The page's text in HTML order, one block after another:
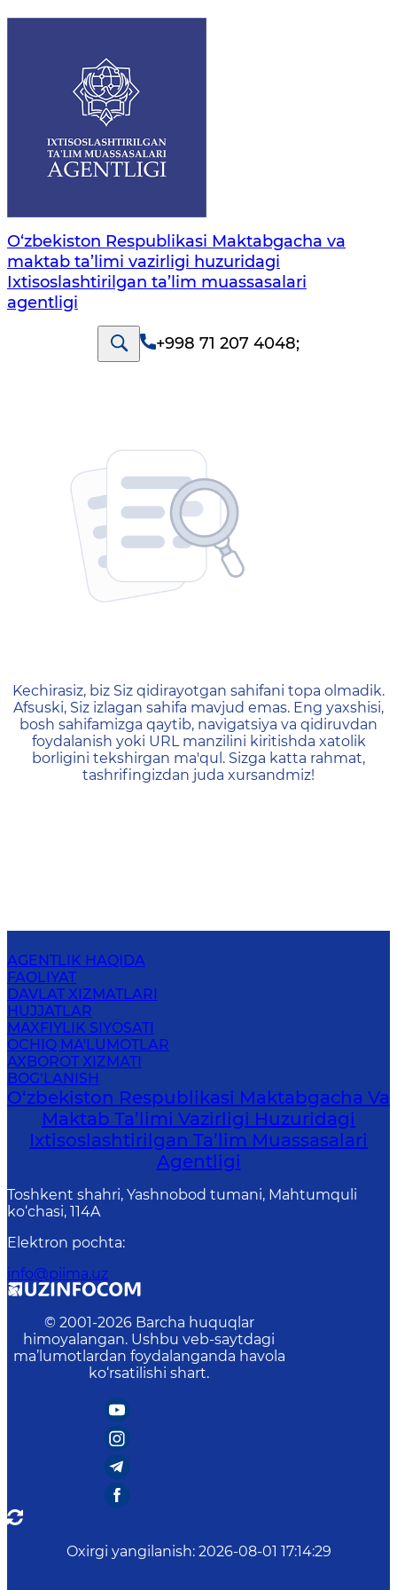
O‘zbekiston Respublikasi Maktabgacha va
maktab ta’limi vazirligi huzuridagi
Ixtisoslashtirilgan ta’lim muassasalari
agentligi
+998 71 207 4048;
404 — Страница не
Kechirasiz, biz Siz qidirayotgan sahifani topa olmadik.
Afsuski, Siz izlagan sahifa mavjud emas. Eng yaxshisi,
bosh sahifamizga qaytib, navigatsiya va qidiruvdan
foydalanish yoki URL manzilini kiritishda xatolik
borligini tekshirgan ma'qul. Sizga katta rahmat,
tashrifingizdan juda xursandmiz!
AGENTLIK HAQIDA
FAOLIYAT
DAVLAT XIZMATLARI
HUJJATLAR
MAXFIYLIK SIYOSATI
OCHIQ MA'LUMOTLAR
AXBOROT XIZMATI
BOG‘LANISH
O‘zbekiston Respublikasi Maktabgacha Va
Maktab Ta’limi Vazirligi Huzuridagi
Ixtisoslashtirilgan Ta’lim Muassasalari
Agentligi
Toshkent shahri, Yashnobod tumani, Mahtumquli
ko‘chasi, 114A
Elektron pochta:
info@piima.uz
© 2001-2026 Barcha huquqlar
himoyalangan. Ushbu veb-saytdagi
ma’lumotlardan foydalanganda havola
ko‘rsatilishi shart.
Oxirgi yangilanish: 2026-08-01 17:14:29